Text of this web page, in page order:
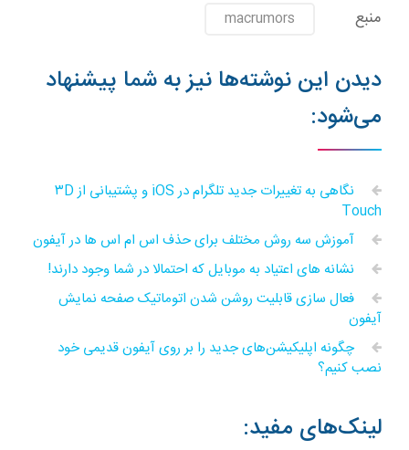
منبع macrumors
دیدن این نوشته‌ها نیز به شما پیشنهاد
می‌شود:
نگاهی به تغییرات جدید تلگرام در iOS و پشتیبانی از ۳D
Touch
آموزش سه روش مختلف برای حذف اس ام اس ها در آیفون
نشانه های اعتیاد به موبایل که احتمالا در شما وجود دارند!
فعال سازی قابلیت روشن شدن اتوماتیک صفحه نمایش
آیفون
چگونه اپلیکیشن‌های جدید را بر روی آیفون قدیمی خود
نصب کنیم؟
لینک‌های مفید: